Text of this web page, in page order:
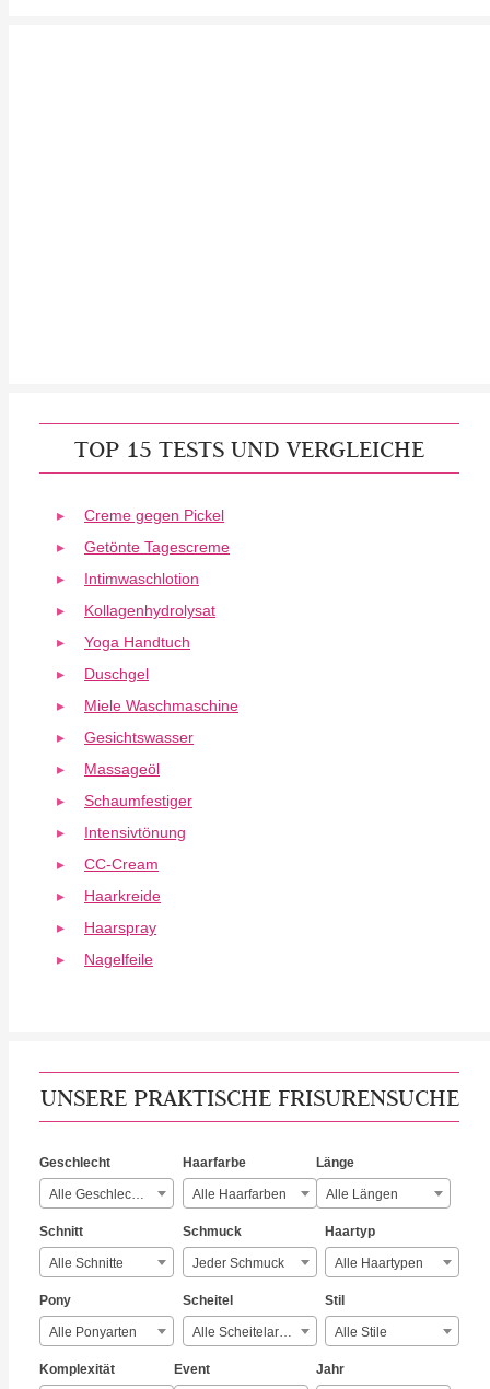
TOP 15 TESTS UND VERGLEICHE
Creme gegen Pickel
Getönte Tagescreme
Intimwaschlotion
Kollagenhydrolysat
Yoga Handtuch
Duschgel
Miele Waschmaschine
Gesichtswasser
Massageöl
Schaumfestiger
Intensivtönung
CC-Cream
Haarkreide
Haarspray
Nagelfeile
UNSERE PRAKTISCHE FRISURENSUCHE
Geschlecht
Alle Geschlechter
Haarfarbe
Alle Haarfarben
Länge
Alle Längen
Schnitt
Alle Schnitte
Schmuck
Jeder Schmuck
Haartyp
Alle Haartypen
Pony
Alle Ponyarten
Scheitel
Alle Scheitelarten
Stil
Alle Stile
Komplexität Event Jahr